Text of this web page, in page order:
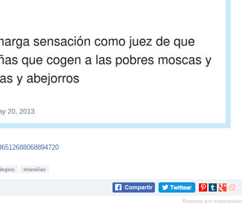
telarañas
Compartir
Pinterest
Compartir
tumblr
Compartir
Google+
Reportar por inapropiado